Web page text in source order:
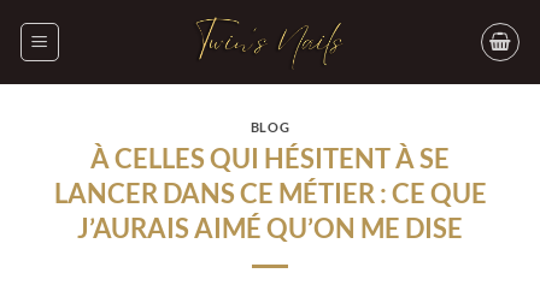
BLOG
À CELLES QUI HÉSITENT À SE
LANCER DANS CE MÉTIER : CE QUE
J’AURAIS AIMÉ QU’ON ME DISE